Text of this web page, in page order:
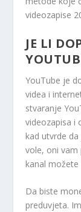
videozapise
JE LI
YouTube je
videa i
stvaranje
videozapisa i
kad utvrde
vole, oni vam
kanal
Da biste
preduvjeta.